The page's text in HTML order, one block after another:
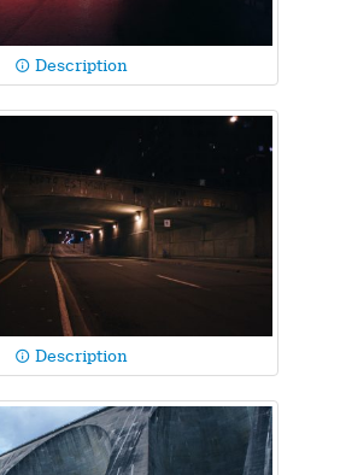
info_outline Description
info_outline Description